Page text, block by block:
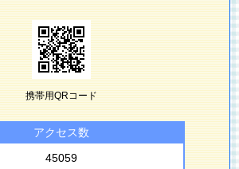
携帯用QRコード
アクセス数
45059